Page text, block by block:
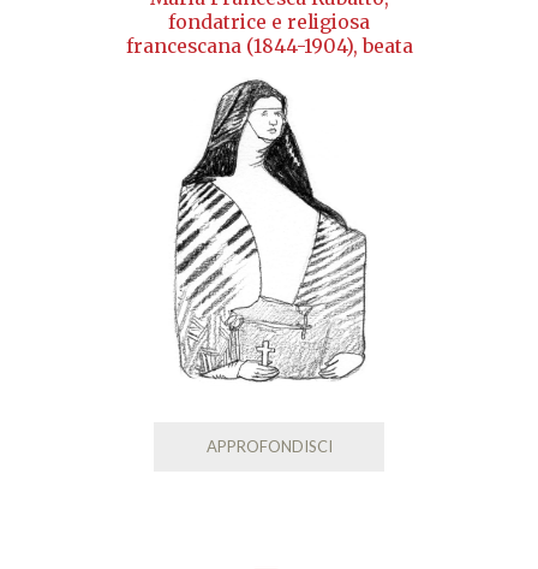
fondatrice e religiosa
francescana (1844-1904), beata
APPROFONDISCI